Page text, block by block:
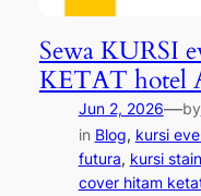
Sewa KURSI
KETAT hotel
Jun 2, 2026—by
in Blog, kursi
futura, kursi
cover hitam